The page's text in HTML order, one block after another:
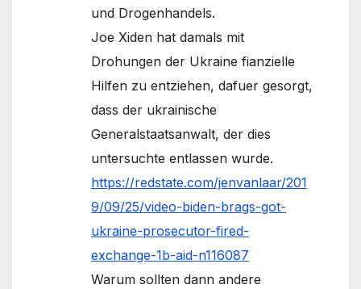
und Drogenhandels.
Joe Xiden hat damals mit
Drohungen der Ukraine fianzielle
Hilfen zu entziehen, dafuer gesorgt,
dass der ukrainische
Generalstaatsanwalt, der dies
untersuchte entlassen wurde.
https://redstate.com/jenvanlaar/201
9/09/25/video-biden-brags-got-
ukraine-prosecutor-fired-
exchange-1b-aid-n116087
Warum sollten dann andere